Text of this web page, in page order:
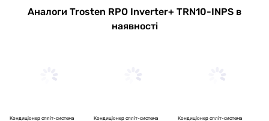
Аналоги Trosten RPO Inverter+ TRN10-INPS в
наявності
Кондиціонер спліт-система Кондиціонер спліт-система Кондиціонер спліт-система